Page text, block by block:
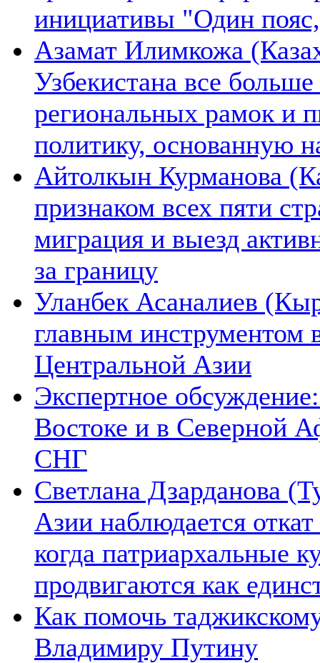
инициативы "Один
Азамат Илимкожа
Узбекистана все
региональных рамок и
политику, основанную
Айтолкын Курманова
признаком всех пяти
миграция и выезд
за границу
Уланбек Асаналиев
главным инструментом
Центральной Азии
Экспертное
Востоке и в Северной
СНГ
Светлана Дзарданова
Азии наблюдается
когда патриархальные
продвигаются как
Как помочь
Владимиру Путину